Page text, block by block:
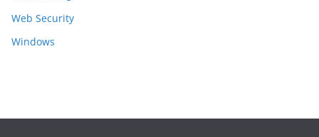
Web Security
Windows